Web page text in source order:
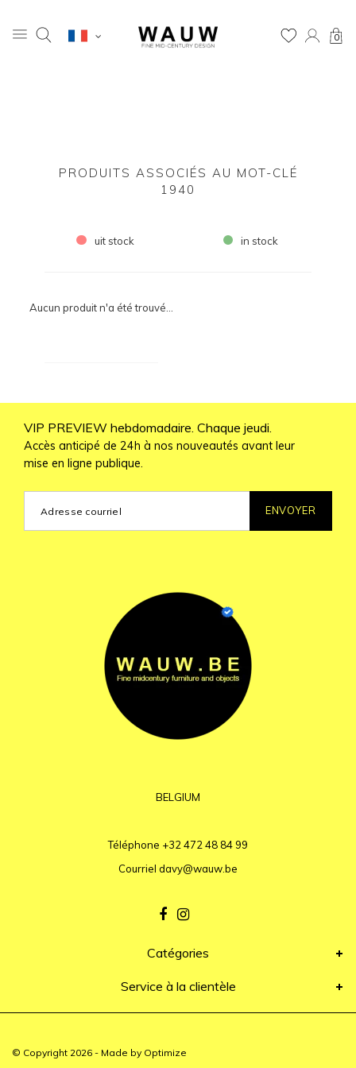
0
PRODUITS ASSOCIÉS AU MOT-CLÉ
1940
uit stock in stock
Aucun produit n'a été trouvé...
VIP PREVIEW hebdomadaire. Chaque jeudi.
Accès anticipé de 24h à nos nouveautés avant leur
mise en ligne publique.
ENVOYER
BELGIUM
Téléphone +32 472 48 84 99
Courriel davy@wauw.be
Catégories
Service à la clientèle
© Copyright 2026 - Made by Optimize